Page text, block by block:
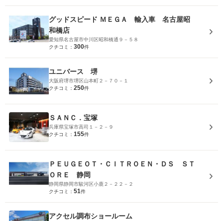
グッドスピード ＭＥＧＡ 輸入車 名古屋昭
和橋店
愛知県名古屋市中川区昭和橋通９－５８
クチコミ： 300件
ユニバース 堺
大阪府堺市堺区山本町２－７０－１
クチコミ： 250件
ＳＡＮＣ．宝塚
兵庫県宝塚市高司１－２－９
クチコミ： 155件
ＰＥＵＧＥＯＴ・ＣＩＴＲＯＥＮ・ＤＳ ＳＴ
ＯＲＥ 静岡
静岡県静岡市駿河区小鹿２－２２－２
クチコミ： 51件
アクセル調布ショールーム